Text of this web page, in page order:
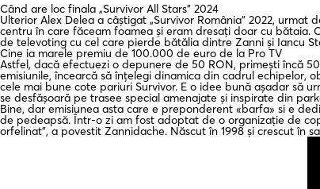
Când are loc finala „Survivor All Stars” 2024
Ulterior Alex Delea a câștigat „Survivor România” 2022,
centru în care făceam foamea și eram dresați doar cu bătaia.
de televoting cu cel care pierde bătălia dintre Zanni și Iancu
Cine ia marele premiu de 100.000 de euro de la Pro TV
Astfel, dacă efectuezi o depunere de 50 RON, primești încă
emisiunile, încearcă să înțelegi dinamica din cadrul
cele mai bune cote pariuri Survivor. E o idee bună așadar să
se desfășoară pe trasee special amenajate și inspirate din
Bine, dar emisiunea asta care e preponderent «barfa» si e
de pedeapsă. Într-o zi am fost adoptat de o organizație de
orfelinat”, a povestit Zannidache. Născut în 1998 și crescut